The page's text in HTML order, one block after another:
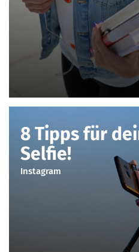
8 Tipps für
Selfie!
Instagram